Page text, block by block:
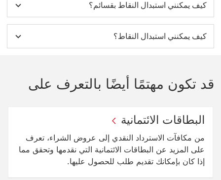
كيف يمكنني استبدال النقاط بقسائم؟
كيف يمكنني استبدال النقاط؟
قد تكون مهتمًا أيضًا بالتعرف على
البطاقات الائتمانية
من مكافآت الاسترداد النقدي إلى عروض الشراء، تعرف
على المزيد عن البطاقات الائتمانية التي نقدمها وتحقق مما
إذا كان بإمكانك تقديم طلب للحصول عليها.